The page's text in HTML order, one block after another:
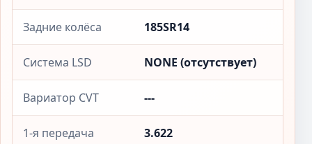
Задние колёса 185SR14
Система LSD NONE (отсутствует)
Вариатор CVT ---
1-я передача 3.622